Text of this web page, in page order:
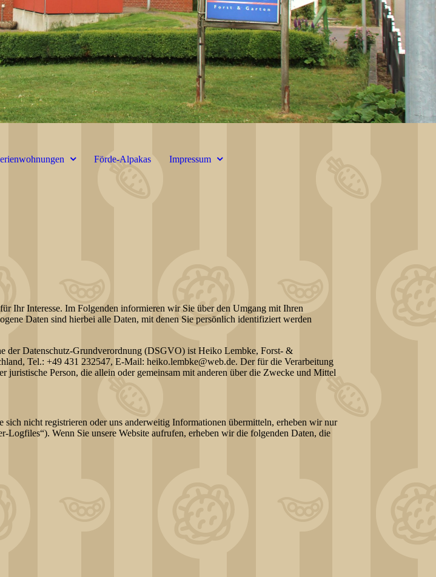
Förde-Alpakas Impressum
Ihr Interesse. Im Folgenden informieren wir Sie über den Umgang mit Ihren
Daten sind hierbei alle Daten, mit denen Sie persönlich identifiziert werden
der Datenschutz-Grundverordnung (DSGVO) ist Heiko Lembke, Forst- &
Tel.: +49 431 232547, E-Mail: heiko.lembke@web.de. Der für die Verarbeitung
juristische Person, die allein oder gemeinsam mit anderen über die Zwecke und Mittel
nicht registrieren oder uns anderweitig Informationen übermitteln, erheben wir nur
Logfiles“). Wenn Sie unsere Website aufrufen, erheben wir die folgenden Daten, die